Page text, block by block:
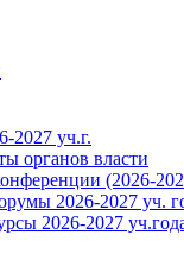
2027 уч.г.
органов власти
(2026-
2026-2027 уч.
2026-2027